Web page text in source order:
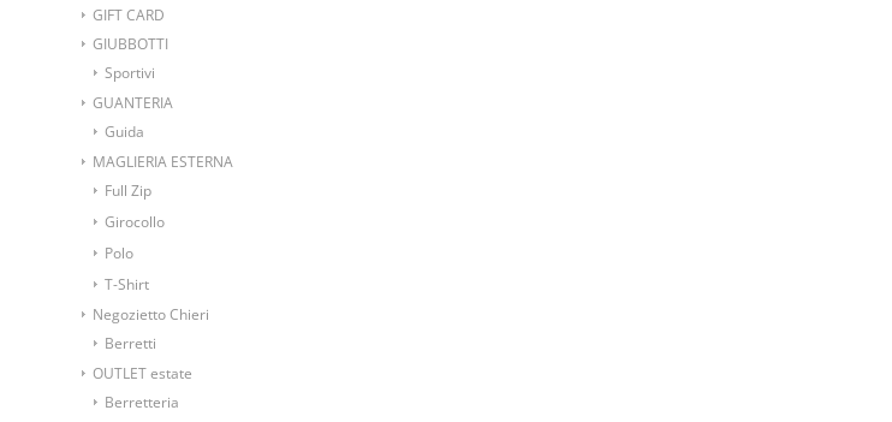
GIFT CARD
GIUBBOTTI
Sportivi
GUANTERIA
Guida
MAGLIERIA ESTERNA
Full Zip
Girocollo
Polo
T-Shirt
Negozietto Chieri
Berretti
OUTLET estate
Berretteria